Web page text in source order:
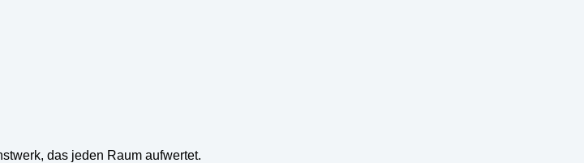
das jeden Raum aufwertet.